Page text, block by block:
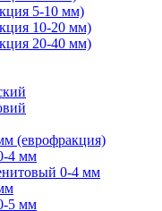
5-10 мм)
10-20 мм)
20-40 мм)
(еврофракция)
4 мм
0-4 мм
5 мм